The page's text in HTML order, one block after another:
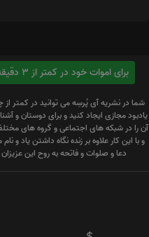
برای اموات خود در کمتر از 3 دقیقه یادبود بسازید
شما در نشریه آی پُرسِه می توانید در کمتر
یادبود مجازی ایجاد کنید و برای دوستان و
آن را در شبکه های اجتماعی و گروه های
و با این کار علاوه بر زنده نگاه داشتن یاد و نام
دعا و صلوات و فاتحه به روح این